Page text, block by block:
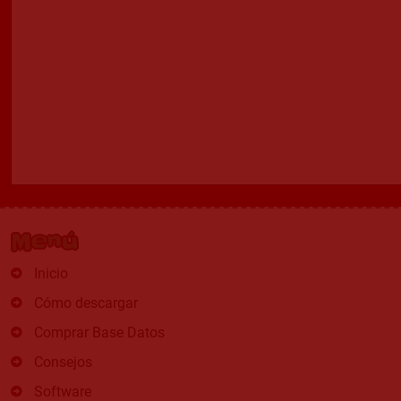
Menú
Inicio
Cómo descargar
Comprar Base Datos
Consejos
Software